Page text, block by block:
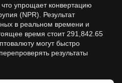
упрощает конвертацию
(NPR). Результат
в реальном времени и
время стоит 291,842.65
могут быстро
результаты